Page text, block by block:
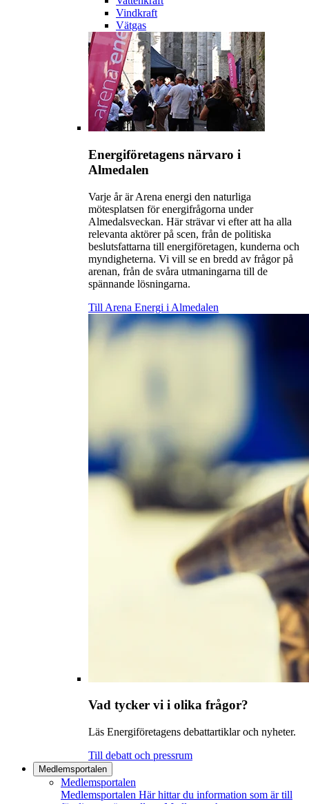
Vindkraft
Vätgas
Energiföretagens närvaro i
Almedalen
Varje år är Arena energi den naturliga
mötesplatsen för energifrågorna under
Almedalsveckan. Här strävar vi efter att ha alla
relevanta aktörer på scen, från de politiska
beslutsfattarna till energiföretagen, kunderna och
myndigheterna. Vi vill se en bredd av frågor på
arenan, från de svåra utmaningarna till de
spännande lösningarna.
Till Arena Energi i Almedalen
Vad tycker vi i olika frågor?
Läs Energiföretagens debattartiklar och nyheter.
Till debatt och pressrum
Medlemsportalen
Medlemsportalen
Medlemsportalen Här hittar du information som är till